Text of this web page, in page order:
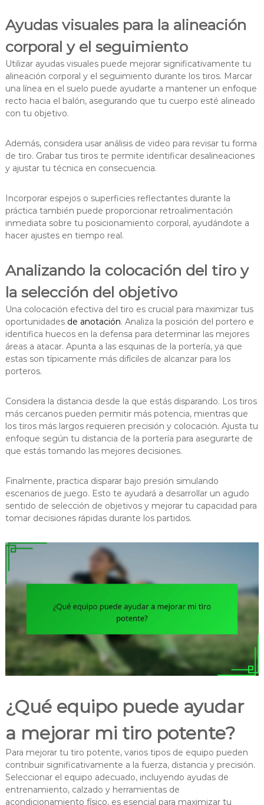
Ayudas visuales para la alineación
corporal y el seguimiento
Utilizar ayudas visuales puede mejorar significativamente tu
alineación corporal y el seguimiento durante los tiros. Marcar
una línea en el suelo puede ayudarte a mantener un enfoque
recto hacia el balón, asegurando que tu cuerpo esté alineado
con tu objetivo.
Además, considera usar análisis de video para revisar tu forma
de tiro. Grabar tus tiros te permite identificar desalineaciones
y ajustar tu técnica en consecuencia.
Incorporar espejos o superficies reflectantes durante la
práctica también puede proporcionar retroalimentación
inmediata sobre tu posicionamiento corporal, ayudándote a
hacer ajustes en tiempo real.
Analizando la colocación del tiro y
la selección del objetivo
Una colocación efectiva del tiro es crucial para maximizar tus
oportunidades de anotación. Analiza la posición del portero e
identifica huecos en la defensa para determinar las mejores
áreas a atacar. Apunta a las esquinas de la portería, ya que
estas son típicamente más difíciles de alcanzar para los
porteros.
Considera la distancia desde la que estás disparando. Los tiros
más cercanos pueden permitir más potencia, mientras que
los tiros más largos requieren precisión y colocación. Ajusta tu
enfoque según tu distancia de la portería para asegurarte de
que estás tomando las mejores decisiones.
Finalmente, practica disparar bajo presión simulando
escenarios de juego. Esto te ayudará a desarrollar un agudo
sentido de selección de objetivos y mejorar tu capacidad para
tomar decisiones rápidas durante los partidos.
¿Qué equipo puede ayudar
a mejorar mi tiro potente?
Para mejorar tu tiro potente, varios tipos de equipo pueden
contribuir significativamente a la fuerza, distancia y precisión.
Seleccionar el equipo adecuado, incluyendo ayudas de
entrenamiento, calzado y herramientas de
acondicionamiento físico, es esencial para maximizar tu